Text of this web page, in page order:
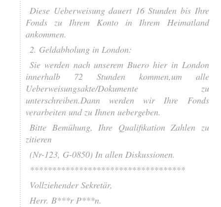
Diese Ueberweisung dauert 16 Stunden bis Ihre
Fonds zu Ihrem Konto in Ihrem Heimatland
ankommen.
2. Geldabholung in London:
Sie werden nach unserem Buero hier in London
innerhalb 72 Stunden kommen,um alle
Ueberweisungsakte/Dokumente zu
unterschreiben.Dann werden wir Ihre Fonds
verarbeiten und zu Ihnen uebergeben.
Bitte Bemühung, Ihre Qualifikation Zahlen zu
zitieren
(Nr-123, G-0850) In allen Diskussionen.
***********************************
Vollziehender Sekretär,
Herr. B***r P***n.